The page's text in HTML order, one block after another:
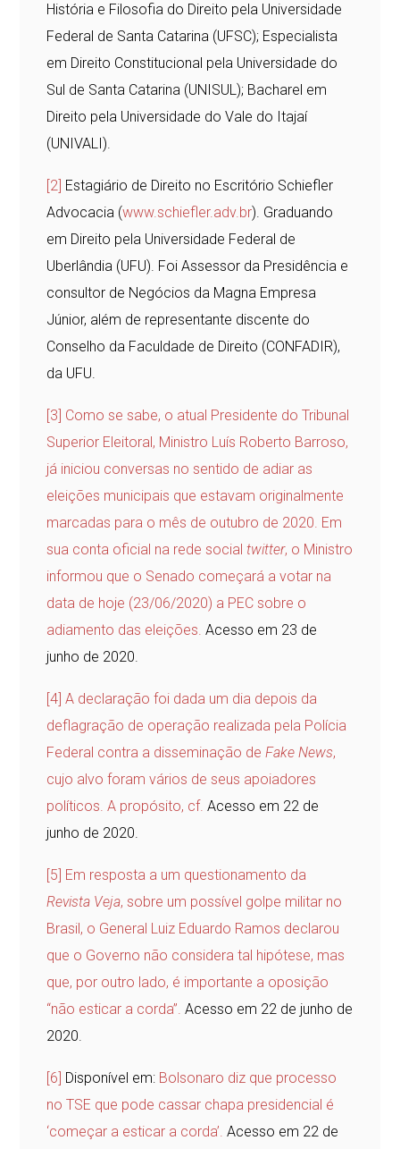
História e Filosofia do Direito pela Universidade
Federal de Santa Catarina (UFSC); Especialista
em Direito Constitucional pela Universidade do
Sul de Santa Catarina (UNISUL); Bacharel em
Direito pela Universidade do Vale do Itajaí
(UNIVALI).
[2] Estagiário de Direito no Escritório Schiefler
Advocacia (www.schiefler.adv.br). Graduando
em Direito pela Universidade Federal de
Uberlândia (UFU). Foi Assessor da Presidência e
consultor de Negócios da Magna Empresa
Júnior, além de representante discente do
Conselho da Faculdade de Direito (CONFADIR),
da UFU.
[3] Como se sabe, o atual Presidente do Tribunal
Superior Eleitoral, Ministro Luís Roberto Barroso,
já iniciou conversas no sentido de adiar as
eleições municipais que estavam originalmente
marcadas para o mês de outubro de 2020. Em
sua conta oficial na rede socialtwitter, o Ministro
informou que o Senado começará a votar na
data de hoje (23/06/2020) a PEC sobre o
adiamento das eleições. Acesso em 23 de
junho de 2020.
[4] A declaração foi dada um dia depois da
deflagração de operação realizada pela Polícia
Federal contra a disseminação deFake News,
cujo alvo foram vários de seus apoiadores
políticos. A propósito, cf. Acesso em 22 de
junho de 2020.
[5] Em resposta a um questionamento da
Revista Veja, sobre um possível golpe militar no
Brasil, o General Luiz Eduardo Ramos declarou
que o Governo não considera tal hipótese, mas
que, por outro lado, é importante a oposição
“não esticar a corda”. Acesso em 22 de junho de
2020.
[6] Disponível em: Bolsonaro diz que processo
no TSE que pode cassar chapa presidencial é
‘começar a esticar a corda’. Acesso em 22 de